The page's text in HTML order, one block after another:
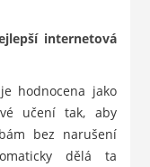
internetová
hodnocena jako
učení tak, aby
bez narušení
dělá ta